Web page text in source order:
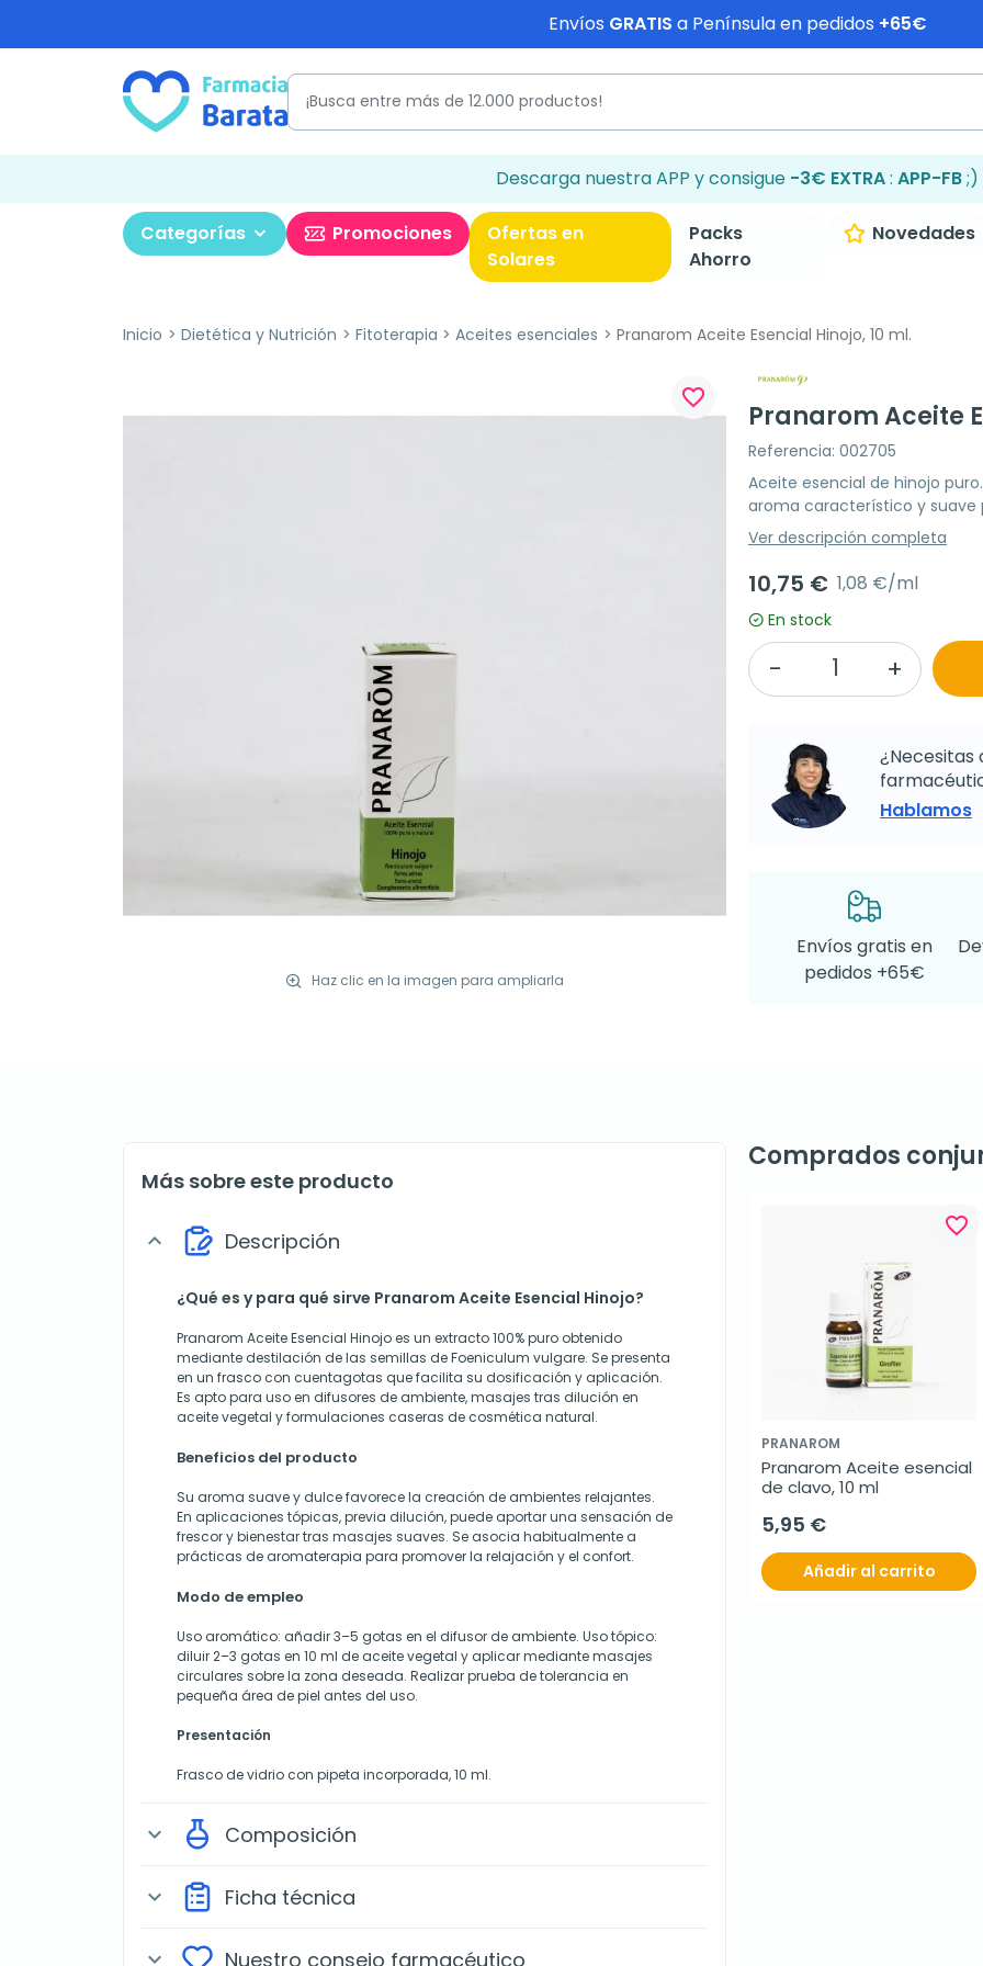
Envíos GRATIS a Península en pedidos +65€
Descarga nuestra APP y consigue -3€ EXTRA: APP-FB;)
Categorías Promociones
Ofertas en
Solares
Packs
Ahorro
Novedades
Inicio Dietética y Nutrición Fitoterapia Aceites esenciales Pranarom Aceite Esencial Hinojo, 10 ml.
Haz clic en la imagen para ampliarla
favorite_border
Pranarom Aceite
Referencia: 002705
Aceite esencial de hinojo
aroma característico y suave
Ver descripción completa
10,75 € 1,08 €/ml
En stock
¿Necesitas
Hablamos
Envíos gratis en
pedidos +65€
Más sobre este producto
expand_more Descripción
¿Qué es y para qué sirve Pranarom Aceite Esencial Hinojo?
Pranarom Aceite Esencial Hinojo es un extracto 100% puro obtenido
mediante destilación de las semillas de Foeniculum vulgare. Se presenta
en un frasco con cuentagotas que facilita su dosificación y aplicación.
Es apto para uso en difusores de ambiente, masajes tras dilución en
aceite vegetal y formulaciones caseras de cosmética natural.
Beneficios del producto
Su aroma suave y dulce favorece la creación de ambientes relajantes.
En aplicaciones tópicas, previa dilución, puede aportar una sensación de
frescor y bienestar tras masajes suaves. Se asocia habitualmente a
prácticas de aromaterapia para promover la relajación y el confort.
Modo de empleo
Uso aromático: añadir 3–5 gotas en el difusor de ambiente. Uso tópico:
diluir 2–3 gotas en 10 ml de aceite vegetal y aplicar mediante masajes
circulares sobre la zona deseada. Realizar prueba de tolerancia en
pequeña área de piel antes del uso.
Presentación
Frasco de vidrio con pipeta incorporada, 10 ml.
expand_more Composición
expand_more Ficha técnica
expand_more Nuestro consejo farmacéutico
Comprados
favorite_border
PRANAROM
Pranarom Aceite esencial
de clavo, 10 ml
5,95 €
Añadir al carrito